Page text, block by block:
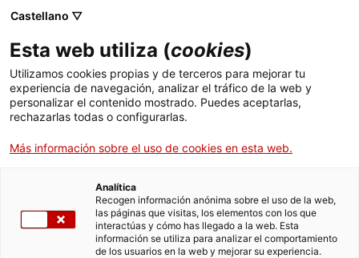
Menú
Buscador
Servicios de Internacionalización
Servicios de Innovación Servicios para Startups
ACCIÓ - Agencia para el crecimiento de las empresas
ACCIÓ - Agencia para el crecimiento de las empresas
Inicio
Ayudas y servicios
Países
Actividades
Subvenciones para proyectos de I+D
2025
¿Qué necesitas hacer?
Consulta a continuación todas las opciones
Castellano ▽
Esta web utiliza (cookies)
Utilizamos cookies propias y de terceros para mejorar tu
experiencia de navegación, analizar el tráfico de la web y
personalizar el contenido mostrado. Puedes aceptarlas,
rechazarlas todas o configurarlas.
Más información sobre el uso de cookies en esta web.
Analítica
Recogen información anónima sobre el uso de la web,
las páginas que visitas, los elementos con los que
interactúas y cómo has llegado a la web. Esta
información se utiliza para analizar el comportamiento
de los usuarios en la web y mejorar su experiencia.